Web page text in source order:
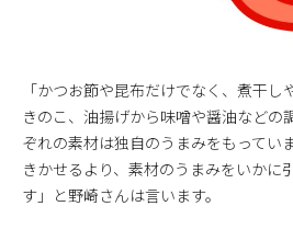
「かつお節や昆布だけでなく、煮干
きのこ、油揚げから味噌や醤油などの
ぞれの素材は独自のうまみをもってい
きかせるより、素材のうまみをいかに
す」と野崎さんは言います。